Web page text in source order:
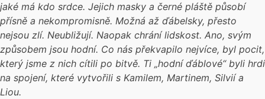
jaké má kdo srdce. Jejich masky a černé pláště působí
přísně a nekompromisně. Možná až ďábelsky, přesto
nejsou zlí. Neubližují. Naopak chrání lidskost. Ano, svým
způsobem jsou hodní. Co nás překvapilo nejvíce, byl pocit,
který jsme z nich cítili po bitvě. Ti „hodní ďáblové“ byli hrdí
na spojení, které vytvořili s Kamilem, Martinem, Silvií a
Liou.